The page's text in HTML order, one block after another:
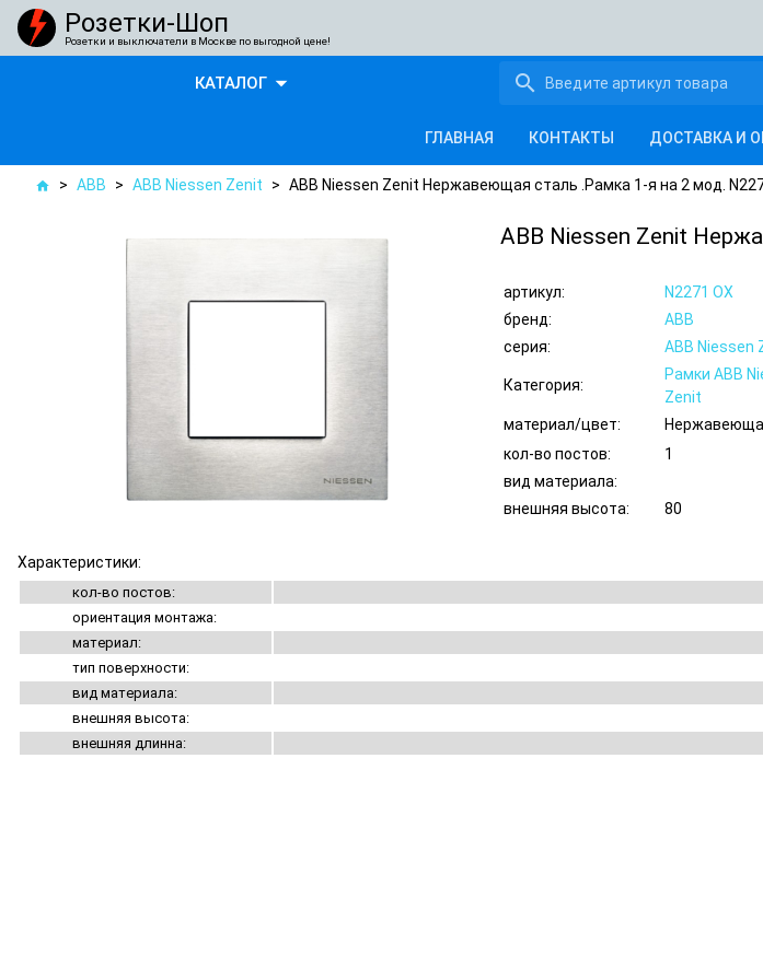
Розетки-Шоп
Розетки и выключатели в Москве по выгодной цене!
КАТАЛОГarrow_drop_down search
ГЛАВНАЯ КОНТАКТЫ ДОСТАВКА И
home > ABB > ABB Niessen Zenit > ABB Niessen Zenit Нержавеющая сталь .Рамка 1-я на 2 мод.
ABB Niessen Zenit
артикул:
N2271 OX
бренд:
ABB
серия:
ABB Niessen
Категория:
Рамки ABB
Zenit
материал/цвет:
кол-во постов:
1
вид материала:
внешняя высота:
80
Характеристики:
кол-во постов:
ориентация монтажа:
материал:
тип поверхности:
вид материала:
внешняя высота:
внешняя длинна: